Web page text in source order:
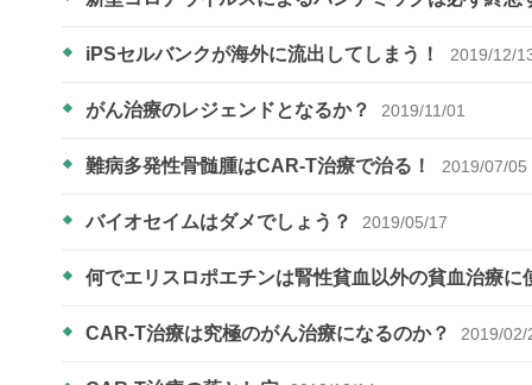
iPSセルバンクが海外に流出してしまう！ 2019/12/
がん治療のレジェンドとなるか？ 2019/11/01
難病多発性骨髄腫はCAR-T治療で治る！ 2019/07/05
バイオセイムはダメでしょう？ 2019/05/17
何でエリスロポエチンは腎性貧血以外の貧血治療に
CAR-T治療は究極のがん治療になるのか？ 2019/02/